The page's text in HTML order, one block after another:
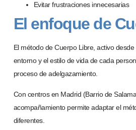
Evitar frustraciones innecesarias
El enfoque de
El método deCuerpo Libre, activo desde
entorno y el estilo de vida de cada
proceso de adelgazamiento.
Con centros en Madrid (Barrio de
acompañamiento permite adaptar el
diferentes.